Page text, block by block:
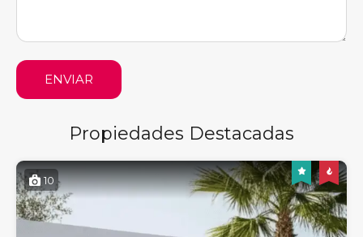
ENVIAR
Propiedades Destacadas
10